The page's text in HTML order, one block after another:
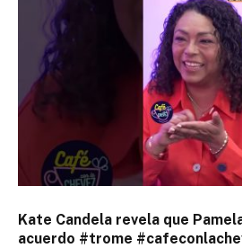
Kate Candela revela que
acuerdo #trome